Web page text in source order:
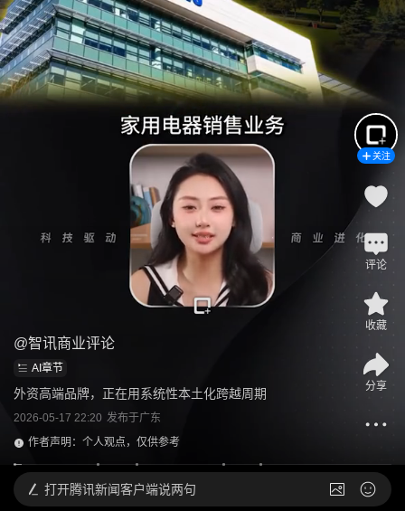
@智讯商业评论
AI章节
外资高端品牌，正在用系统性本土化跨越周期
2026-05-17 22:20 发布于广东
作者声明：个人观点，仅供参考
关注
评论
收藏
分享
打开腾讯新闻客户端说两句